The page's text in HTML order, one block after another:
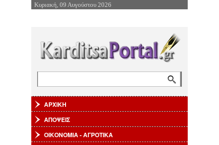
Επιστροφή στην Πλοήγηση
Κυριακή, 09 Αυγούστου 2026
ΑΡΧΙΚΗ
ΑΠΟΨΕΙΣ
ΟΙΚΟΝΟΜΙΑ - ΑΓΡΟΤΙΚΑ